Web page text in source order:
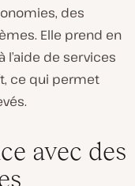
des
Elle prend en
de services
ce qui permet
avec des